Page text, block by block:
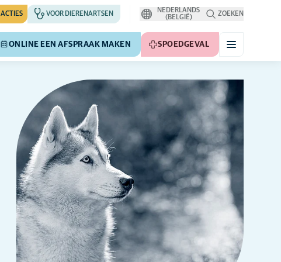
ACTIES VOOR DIERENARTSEN
NEDERLANDS
(BELGIË)
ZOEKEN
ONLINE EEN AFSPRAAK MAKEN SPOEDGEVAL